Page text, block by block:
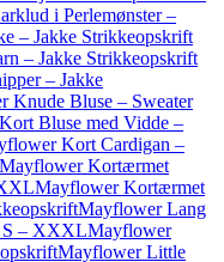
i Perlemønster –
– Jakke Strikkeopskrift
– Jakke Strikkeopskrift
– Jakke
Knude Bluse – Sweater
Bluse med Vidde –
Kort Cardigan –
Mayflower Kortærmet
Mayflower Kortærmet
Mayflower Lang
S – XXXLMayflower
Mayflower Little